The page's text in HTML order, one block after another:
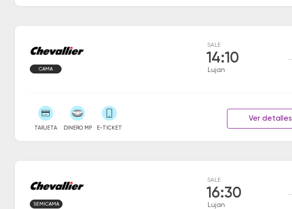
SALE
14:10
Lujan
CAMA
TARJETA DINERO MP E-TICKET
Ver detalles
SALE
16:30
Lujan
SEMICAMA